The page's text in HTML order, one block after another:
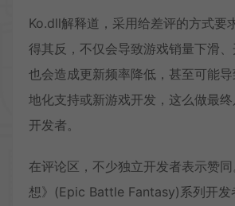
Ko.dll解释道，采用给差评的方式要
得其反，不仅会导致游戏销量下滑、
也会造成更新频率降低，甚至可能
地化支持或新游戏开发，这么做最
开发者。
在评论区，不少独立开发者表示赞
想》(Epic Battle Fantasy)系列开